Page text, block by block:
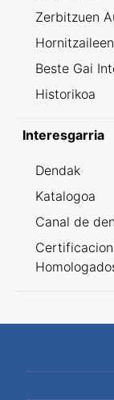
Zerbitzuen
Beste Gai
Historikoa
Interesgarria
Dendak
Katalogoa
Canal de